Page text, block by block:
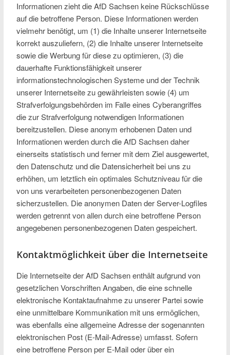
Informationen zieht die AfD Sachsen keine Rückschlüsse
auf die betroffene Person. Diese Informationen werden
vielmehr benötigt, um (1) die Inhalte unserer Internetseite
korrekt auszuliefern, (2) die Inhalte unserer Internetseite
sowie die Werbung für diese zu optimieren, (3) die
dauerhafte Funktionsfähigkeit unserer
informationstechnologischen Systeme und der Technik
unserer Internetseite zu gewährleisten sowie (4) um
Strafverfolgungsbehörden im Falle eines Cyberangriffes
die zur Strafverfolgung notwendigen Informationen
bereitzustellen. Diese anonym erhobenen Daten und
Informationen werden durch die AfD Sachsen daher
einerseits statistisch und ferner mit dem Ziel ausgewertet,
den Datenschutz und die Datensicherheit bei uns zu
erhöhen, um letztlich ein optimales Schutzniveau für die
von uns verarbeiteten personenbezogenen Daten
sicherzustellen. Die anonymen Daten der Server-Logfiles
werden getrennt von allen durch eine betroffene Person
angegebenen personenbezogenen Daten gespeichert.
Kontaktmöglichkeit über die Internetseite
Die Internetseite der AfD Sachsen enthält aufgrund von
gesetzlichen Vorschriften Angaben, die eine schnelle
elektronische Kontaktaufnahme zu unserer Partei sowie
eine unmittelbare Kommunikation mit uns ermöglichen,
was ebenfalls eine allgemeine Adresse der sogenannten
elektronischen Post (E-Mail-Adresse) umfasst. Sofern
eine betroffene Person per E-Mail oder über ein